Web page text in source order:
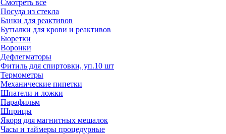
Смотреть все
Посуда из стекла
Банки для реактивов
Бутылки для крови и реактивов
Бюретки
Воронки
Дефлегматоры
Фитиль для спиртовки, уп.10 шт
Термометры
Механические пипетки
Шпатели и ложки
Парафильм
Шприцы
Якоря для магнитных мешалок
Часы и таймеры процедурные